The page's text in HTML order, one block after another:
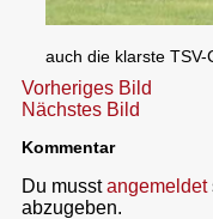
auch die klarste
Vorheriges Bild
Nächstes Bild
Kommentar
Du musstangemeldet
abzugeben.